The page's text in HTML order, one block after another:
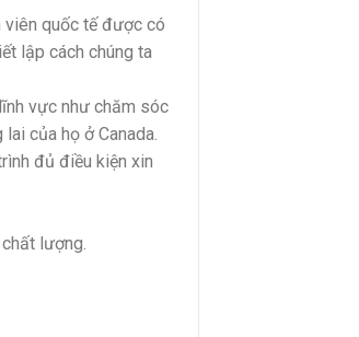
viên quốc tế được có
lập cách chúng ta
vực như chăm sóc
của họ ở Canada.
đủ điều kiện xin
lượng.